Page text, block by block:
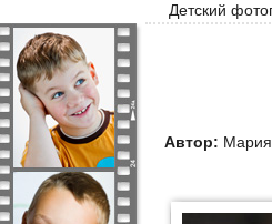
Детский
Автор: